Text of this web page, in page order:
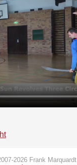
2026 Frank Marquardt